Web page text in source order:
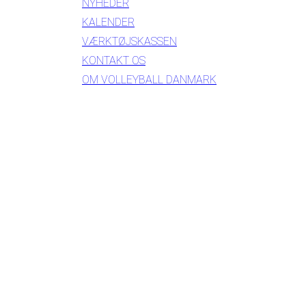
NYHEDER
KALENDER
VÆRKTØJSKASSEN
KONTAKT OS
OM VOLLEYBALL DANMARK